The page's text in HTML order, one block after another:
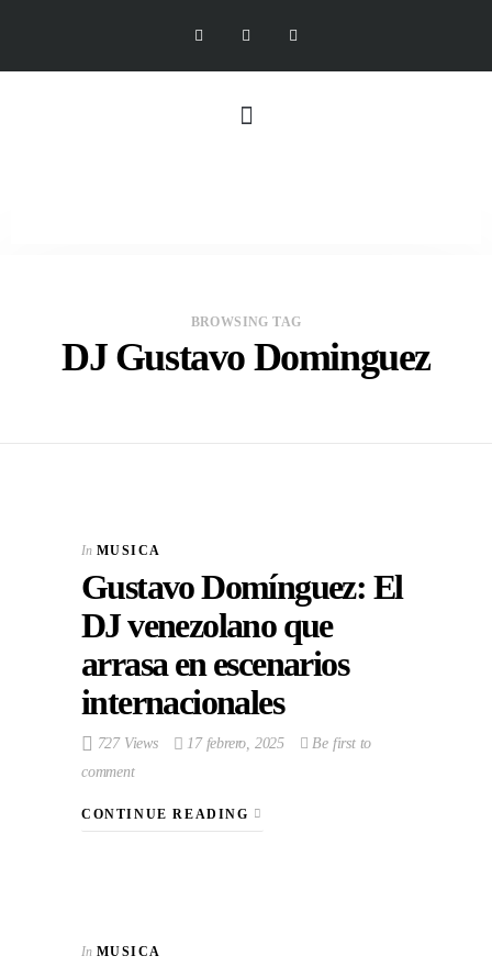
BROWSING TAG
DJ Gustavo Dominguez
In MUSICA
Gustavo Domínguez: El
DJ venezolano que
arrasa en escenarios
internacionales
727 Views 17 febrero, 2025
Be first to
comment
CONTINUE READING
In MUSICA